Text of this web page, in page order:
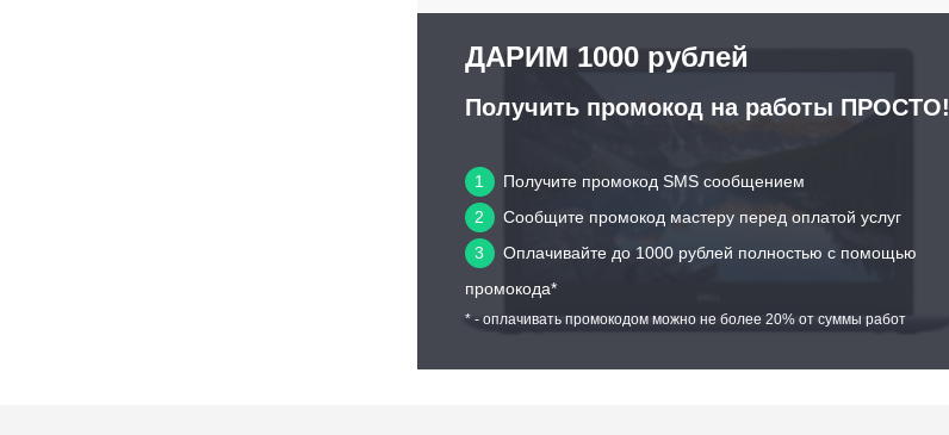
ДАРИМ 1000 рублей
Получить промокод на работы ПРОСТО!
1
Получите промокод SMS сообщением
2
Сообщите промокод мастеру перед оплатой услуг
3
Оплачивайте до 1000 рублей полностью с помощью
промокода*
* - оплачивать промокодом можно не более 20% от суммы работ